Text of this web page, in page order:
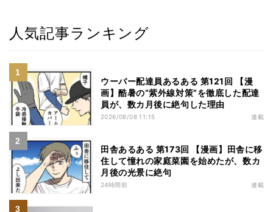
人気記事ランキング
ウーバー配達員あるある 第121回 【漫
画】酷暑の“紫外線対策”を徹底した配達
員が、数カ月後に絶句した理由
2026/08/08 11:15 連載
田舎あるある 第173回 【漫画】田舎に移
住して憧れの家庭菜園を始めたが、数カ
月後の光景に絶句
24時間前 連載